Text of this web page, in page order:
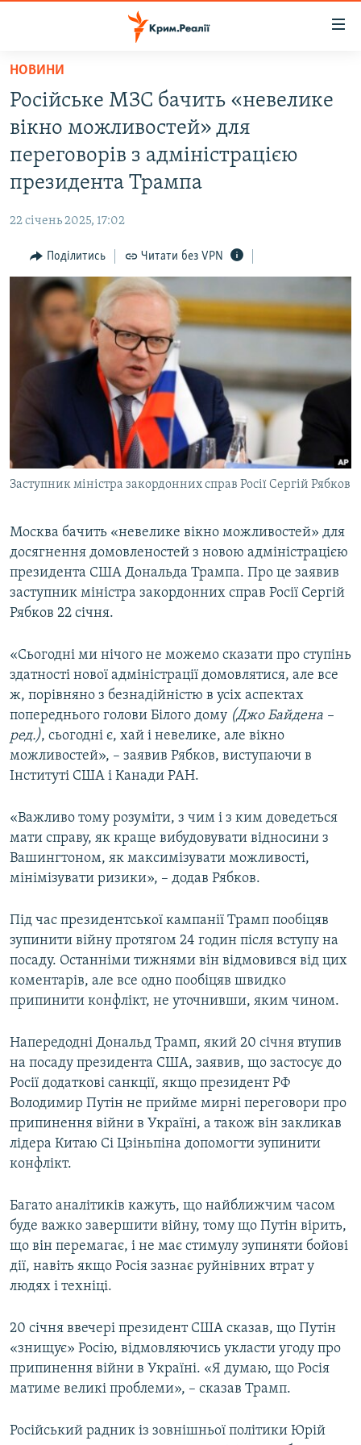
Перейти
основного
матеріалу
до
основної
Перейти
пошуку
ВІДЕО ТА ФОТО
ІНТЕРВ'Ю
ВСЕ ЗА ДЕНЬ
СПЕЦПРОЕКТИ
ДЕПОРТАЦІЯ
ВІДЕОУРОКИ «ELIFBE»
СВІДЧЕННЯ ОКУПАЦІЇ
УКРАЇНСЬКА ПРОБЛЕМА КРИМУ
ІНФОГРАФІКА
ЯК ОБІЙТИ БЛОКУВАННЯ
Qırımtatar
ДОЛУЧАЙСЯ!
Усі сайти RFE/RL
НОВИНИ
Російське МЗС бачить «невелике
вікно можливостей» для
переговорів з адміністрацією
президента Трампа
22 січень 2025, 17:02
Поділитись Читати без VPN
Заступник міністра закордонних справ Росії Сергій Рябков
Москва бачить «невелике вікно можливостей» для
досягнення домовленостей з новою адміністрацією
президента США Дональда Трампа. Про це заявив
заступник міністра закордонних справ Росії Сергій
Рябков 22 січня.
«Сьогодні ми нічого не можемо сказати про ступінь
здатності нової адміністрації домовлятися, але все
ж, порівняно з безнадійністю в усіх аспектах
попереднього голови Білого дому (Джо Байдена –
ред.), сьогодні є, хай і невелике, але вікно
можливостей», – заявив Рябков, виступаючи в
Інституті США і Канади РАН.
«Важливо тому розуміти, з чим і з ким доведеться
мати справу, як краще вибудовувати відносини з
Вашингтоном, як максимізувати можливості,
мінімізувати ризики», – додав Рябков.
Під час президентської кампанії Трамп пообіцяв
зупинити війну протягом 24 годин після вступу на
посаду. Останніми тижнями він відмовився від цих
коментарів, але все одно пообіцяв швидко
припинити конфлікт, не уточнивши, яким чином.
Напередодні Дональд Трамп, який 20 січня втупив
на посаду президента США, заявив, що застосує до
Росії додаткові санкції, якщо президент РФ
Володимир Путін не прийме мирні переговори про
припинення війни в Україні, а також він закликав
лідера Китаю Сі Цзіньпіна допомогти зупинити
конфлікт.
Багато аналітиків кажуть, що найближчим часом
буде важко завершити війну, тому що Путін вірить,
що він перемагає, і не має стимулу зупиняти бойові
дії, навіть якщо Росія зазнає руйнівних втрат у
людях і техніці.
20 січня ввечері президент США сказав, що Путін
«знищує» Росію, відмовляючись укласти угоду про
припинення війни в Україні. «Я думаю, що Росія
матиме великі проблеми», – сказав Трамп.
Російський радник із зовнішньої політики Юрій